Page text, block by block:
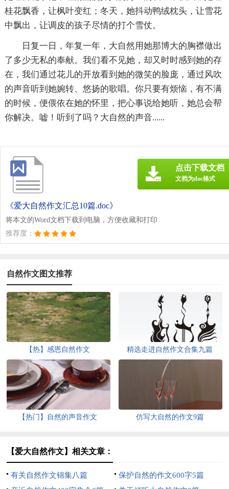
桂花飘香，让枫叶变红；冬天，她抖动鸭绒枕头，让雪花
中飘出，让调皮的孩子尽情的打个雪仗。
日复一日，年复一年，大自然用她那博大的胸襟做出
了多少无私的奉献。我们看不见她，却又时时感到她的存
在，我们通过花儿的开放看到她的微笑的脸庞，通过风吹
的声音听到她婉转、悠扬的歌唱。你只要有烦恼，有不满
的时候，便偎依在她的怀里，把心事说给她听，她总会帮
你解决。嘘！听到了吗？大自然的声音......
《爱大自然作文汇总10篇.doc》
将本文的Word文档下载到电脑，方便收藏和打印
推荐度：
点击下载文档
文档为doc格式
自然作文图文推荐
【热】感恩自然作文 精选走进自然作文合集九篇
【热门】自然的声音作文 仿写大自然的作文9篇
【爱大自然作文】相关文章：
有关自然作文锦集八篇
保护自然的作文600字5篇